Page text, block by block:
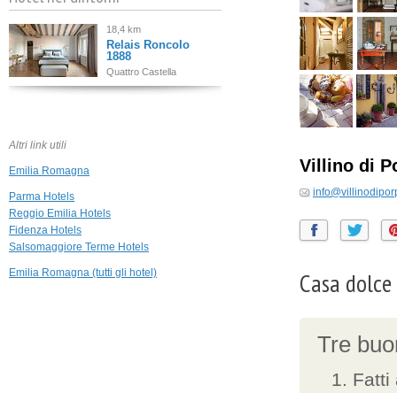
Villino di
Casa
Tre
Fatti
18,4 km
Relais Roncolo
1888
Quattro Castella
Altri link utili
Emilia Romagna
Parma Hotels
Reggio Emilia Hotels
Fidenza Hotels
Salsomaggiore Terme Hotels
Emilia Romagna (tutti gli hotel)